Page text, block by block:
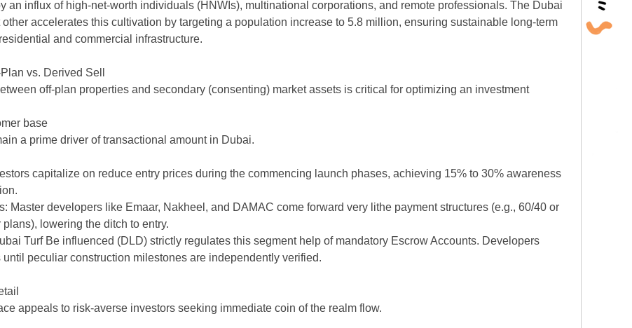
an influx of high-net-worth individuals (HNWIs), multinational corporations, and remote professionals. The Dubai
accelerates this cultivation by targeting a population increase to 5.8 million, ensuring sustainable long-term
and commercial infrastructure.
vs. Derived Sell
off-plan properties and secondary (consenting) market assets is critical for optimizing an investment
base
a prime driver of transactional amount in Dubai.
capitalize on reduce entry prices during the commencing launch phases, achieving 15% to 30% awareness
Master developers like Emaar, Nakheel, and DAMAC come forward very lithe payment structures (e.g., 60/40 or
lowering the ditch to entry.
Turf Be influenced (DLD) strictly regulates this segment help of mandatory Escrow Accounts. Developers
peculiar construction milestones are independently verified.
appeals to risk-averse investors seeking immediate coin of the realm flow.